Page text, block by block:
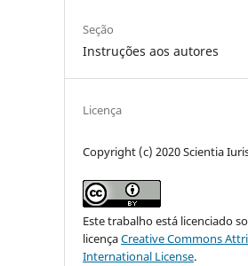
Seção
Instruções aos autores
Licença
Copyright (c) 2020 Scientia
Este trabalho está licenciado
licençaCreative Commons
International License.